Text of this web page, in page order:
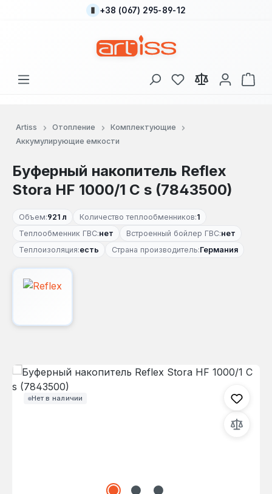
Перейти к основному содержанию
+38 (067) 295-89-12
У вас есть товары
В
Artiss Отопление
Комплектующие
Аккумулирующие емкости
Буферный накопитель Reflex
Stora HF 1000/1 C s (7843500)
Объем:921 л Количество теплообменников:1
Теплообменник ГВС:нет Встроенный бойлер ГВС:нет
Теплоизоляция:есть Страна производитель:Германия
Нет в наличии
Пропустить галерею изображений